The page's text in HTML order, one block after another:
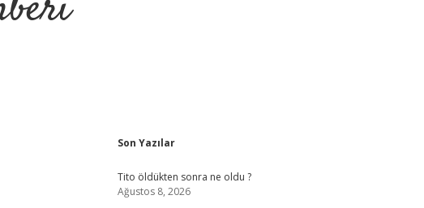
Sidebar
Son Yazılar
Tito öldükten sonra ne oldu ?
Ağustos 8, 2026